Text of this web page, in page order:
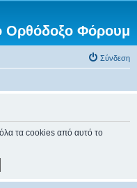
Ορθόδοξο Φόρουμ
Σύνδεση
όλα τα cookies από αυτό το